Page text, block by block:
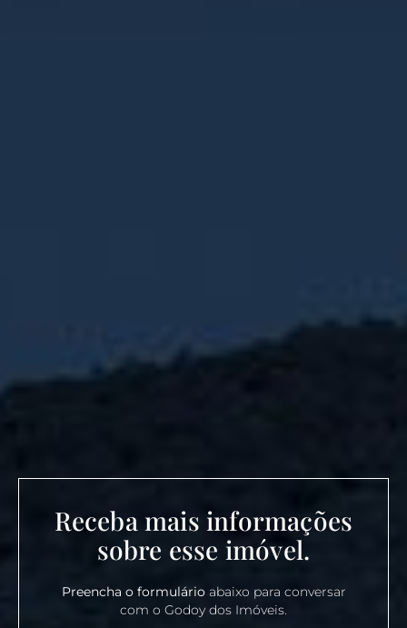
Receba mais informações
sobre esse imóvel.
Preencha o formulárioabaixo para conversar
com o Godoy dos Imóveis.